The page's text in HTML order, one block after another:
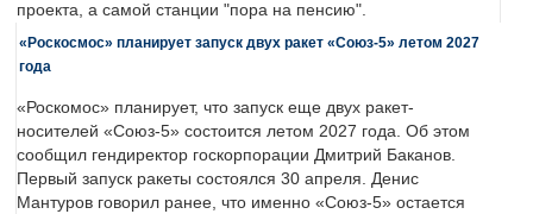
проекта, а самой станции "пора на пенсию".
«Роскосмос» планирует запуск двух ракет «Союз-5» летом 2027
года
«Роскомос» планирует, что запуск еще двух ракет-
носителей «Союз-5» состоится летом 2027 года. Об этом
сообщил гендиректор госкорпорации Дмитрий Баканов.
Первый запуск ракеты состоялся 30 апреля. Денис
Мантуров говорил ранее, что именно «Союз-5» остается